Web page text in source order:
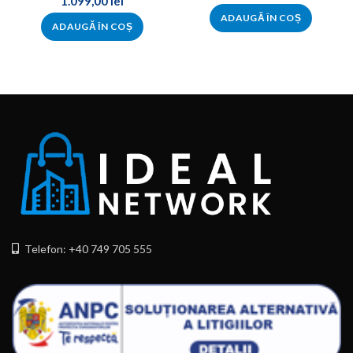
ADAUGĂ ÎN COȘ
ADAUGĂ ÎN COȘ
Telefon: +40 749 705 555